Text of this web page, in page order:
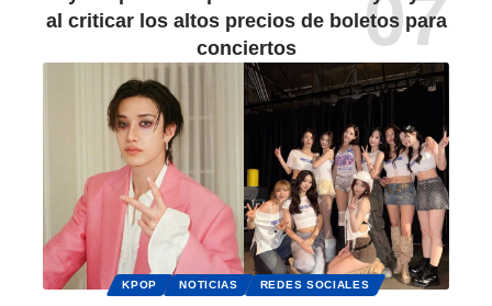
al criticar los altos precios de boletos para
conciertos
KPOP NOTICIAS REDES SOCIALES